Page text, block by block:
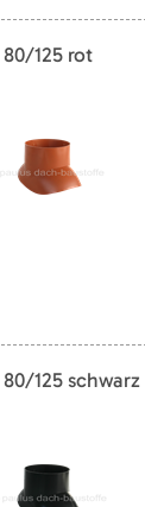
125 rot
125 schwarz